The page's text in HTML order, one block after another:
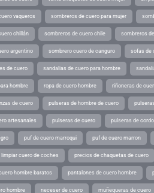
vaqueros sombreros de cuero para mujer
chillán sombreros de cuero chile sombreros
argentino sombrero cuero de canguro sofas de
de cuero sandalias de cuero para hombre
hombre ropa de cuero hombre riñoneras de
de cuero pulseras de hombre de cuero
artesanales pulseras de cuero pulseras de
puf de cuero marroqui puf de cuero marron
cuero de coches precios de chaquetas de cuero
hombre baratos pantalones de cuero hombre
hombre neceser de cuero muñequeras de cuero